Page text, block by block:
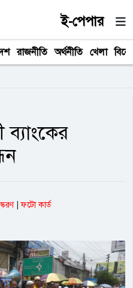
ই-পেপার
রাজনীতি অর্থনীতি খেলা
ব্যাংকের
ফটো কার্ড